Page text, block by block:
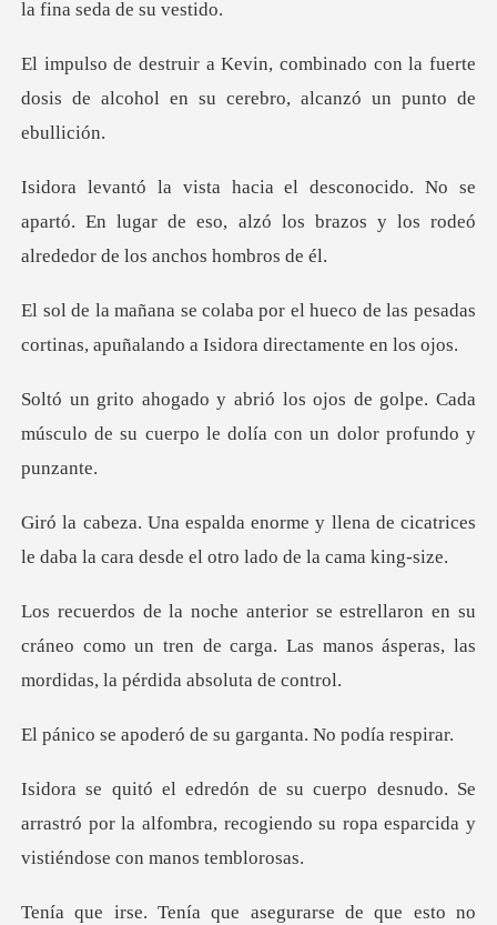
do con la fuerte
dosis de alcohol en su
o se
apartó. En lugar de eso, alzó los brazos y
ueco de las pesadas
cortinas, apuñalan
de golpe. Cada
músculo de su cuerpo le
llena de cicatrices
le daba la cara d
en su
cráneo como un tren de carga. Las manos áspe
ró de su garganta.
. Se
arrastró por la alfombra, recogiendo su rop
ue asegurarse de que es